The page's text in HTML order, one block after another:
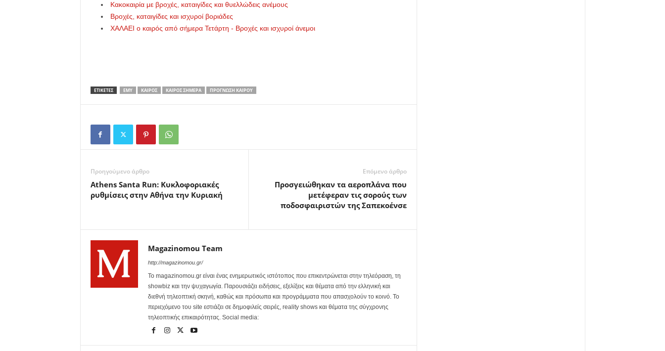
Κακοκαιρία με βροχές, καταιγίδες και θυελλώδεις ανέμους
Βροχές, καταιγίδες και ισχυροί βοριάδες
ΧΑΛΑΕΙ ο καιρός από σήμερα Τετάρτη - Βροχές και ισχυροί άνεμοι
ΕΤΙΚΕΤΕΣ ΕΜΥ ΚΑΙΡΌΣ ΚΑΙΡΌΣ ΣΉΜΕΡΑ ΠΡΌΓΝΩΣΗ ΚΑΙΡΟΎ
Προηγούμενο άρθρο
Athens Santa Run: Κυκλοφοριακές
ρυθμίσεις στην Αθήνα την Κυριακή
Επόμενο άρθρο
Προσγειώθηκαν τα αεροπλάνα που
μετέφεραν τις σορούς των
ποδοσφαιριστών της Σαπεκοένσε
Magazinomou Team
http://magazinomou.gr/
Το magazinomou.gr είναι ένας ενημερωτικός ιστότοπος που επικεντρώνεται στην τηλεόραση, τη
showbiz και την ψυχαγωγία. Παρουσιάζει ειδήσεις, εξελίξεις και θέματα από την ελληνική και
διεθνή τηλεοπτική σκηνή, καθώς και πρόσωπα και προγράμματα που απασχολούν το κοινό. Το
περιεχόμενο του site εστιάζει σε δημοφιλείς σειρές, reality shows και θέματα της σύγχρονης
τηλεοπτικής επικαιρότητας. Social media: